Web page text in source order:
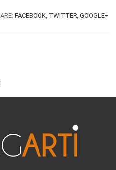
FACEBOOK, TWITTER, GOOGLE+